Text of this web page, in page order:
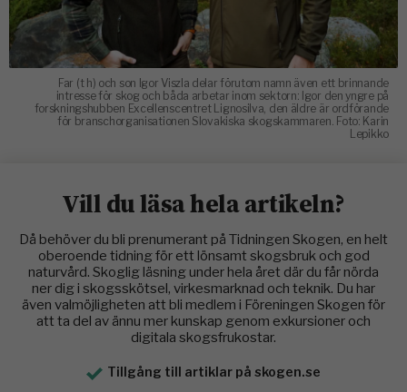
Far (t h) och son Igor Viszla delar förutom namn även ett brinnande
intresse för skog och båda arbetar inom sektorn: Igor den yngre på
forskningshubben Excellenscentret Lignosilva, den äldre är ordförande
för branschorganisationen Slovakiska skogskammaren. Foto: Karin
Lepikko
Vill du läsa hela artikeln?
Då behöver du bli prenumerant på Tidningen Skogen, en helt
oberoende tidning för ett lönsamt skogsbruk och god
naturvård. Skoglig läsning under hela året där du får nörda
ner dig i skogsskötsel, virkesmarknad och teknik. Du har
även valmöjligheten att bli medlem i Föreningen Skogen för
att ta del av ännu mer kunskap genom exkursioner och
digitala skogsfrukostar.
Tillgång till artiklar på skogen.se